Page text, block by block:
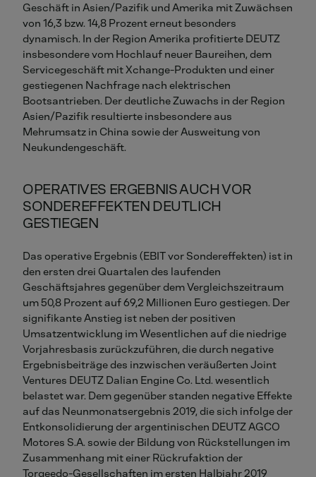
Geschäft in Asien/Pazifik und Amerika mit Zuwächsen
von 16,3 bzw. 14,8 Prozent erneut besonders
dynamisch. In der Region Amerika profitierte DEUTZ
insbesondere vom Hochlauf neuer Baureihen, dem
Servicegeschäft mit Xchange-Produkten und einer
gestiegenen Nachfrage nach elektrischen
Bootsantrieben. Der deutliche Zuwachs in der Region
Asien/Pazifik resultierte insbesondere aus
Mehrumsatz in China sowie der Ausweitung von
Neukundengeschäft.
OPERATIVES ERGEBNIS AUCH VOR
SONDEREFFEKTEN DEUTLICH
GESTIEGEN
Das operative Ergebnis (EBIT vor Sondereffekten) ist in
den ersten drei Quartalen des laufenden
Geschäftsjahres gegenüber dem Vergleichszeitraum
um 50,8 Prozent auf 69,2 Millionen Euro gestiegen. Der
signifikante Anstieg ist neben der positiven
Umsatzentwicklung im Wesentlichen auf die niedrige
Vorjahresbasis zurückzuführen, die durch negative
Ergebnisbeiträge des inzwischen veräußerten Joint
Ventures DEUTZ Dalian Engine Co. Ltd. wesentlich
belastet war. Dem gegenüber standen negative Effekte
auf das Neunmonatsergebnis 2019, die sich infolge der
Entkonsolidierung der argentinischen DEUTZ AGCO
Motores S.A. sowie der Bildung von Rückstellungen im
Zusammenhang mit einer Rückrufaktion der
Torqeedo-Gesellschaften im ersten Halbjahr 2019